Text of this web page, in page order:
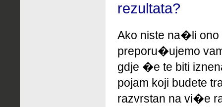
rezultata?
Ako niste na�li
preporu�ujemo
gdje �e te biti
pojam koji budete
razvrstan na vi�e